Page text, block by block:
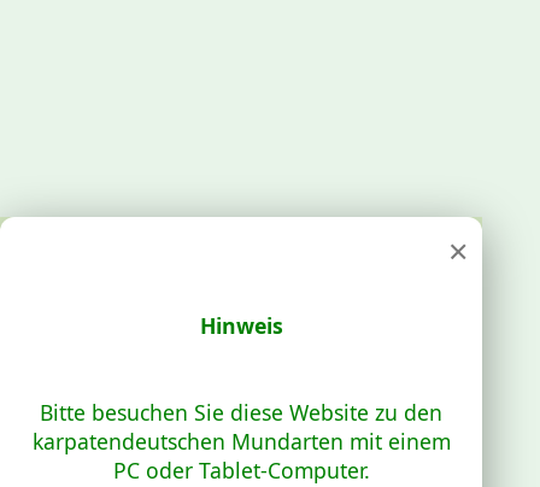
×
Hinweis
Bitte besuchen Sie diese Website zu den
karpatendeutschen Mundarten mit einem
PC oder Tablet-Computer.